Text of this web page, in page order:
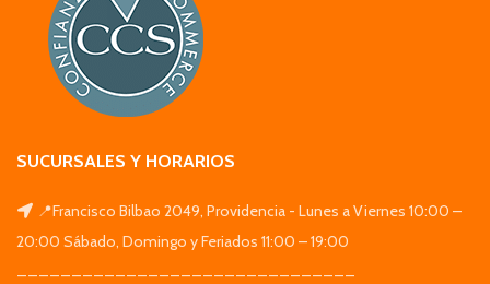
SUCURSALES Y HORARIOS
📍Francisco Bilbao 2049, Providencia - Lunes a Viernes 10:00 –
20:00 Sábado, Domingo y Feriados 11:00 – 19:00